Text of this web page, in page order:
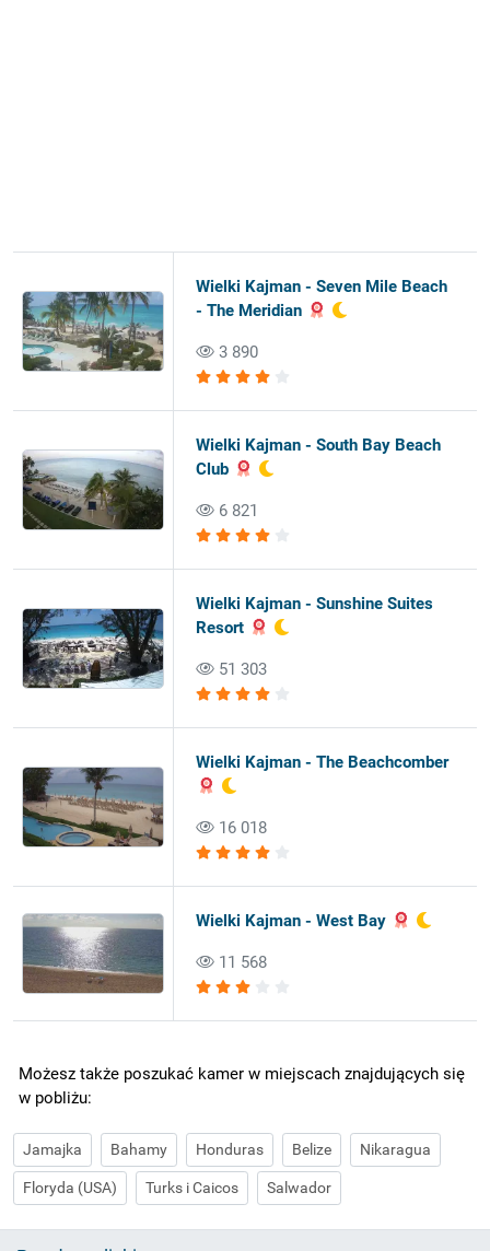
Wielki Kajman - Seven Mile Beach
- The Meridian
3 890
Wielki Kajman - South Bay Beach
Club
6 821
Wielki Kajman - Sunshine Suites
Resort
51 303
Wielki Kajman - The Beachcomber
16 018
Wielki Kajman - West Bay
11 568
Możesz także poszukać kamer w miejscach znajdujących się
w pobliżu:
Jamajka Bahamy Honduras Belize Nikaragua
Floryda (USA) Turks i Caicos Salwador